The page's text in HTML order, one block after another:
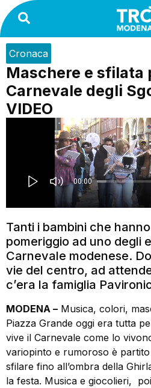
Cronaca
Maschere e sfilata
Carnevale degli
VIDEO
Tanti i bambini che
pomeriggio ad uno degli
Carnevale modenese.
vie del centro, ad
c’era la famiglia
MODENA – Musica, colori,
Piazza Grande oggi era tutta
vive il Carnevale come lo
variopinto e rumoroso è
sfilare fino all’ombra della
la festa. Musica e giocolieri,